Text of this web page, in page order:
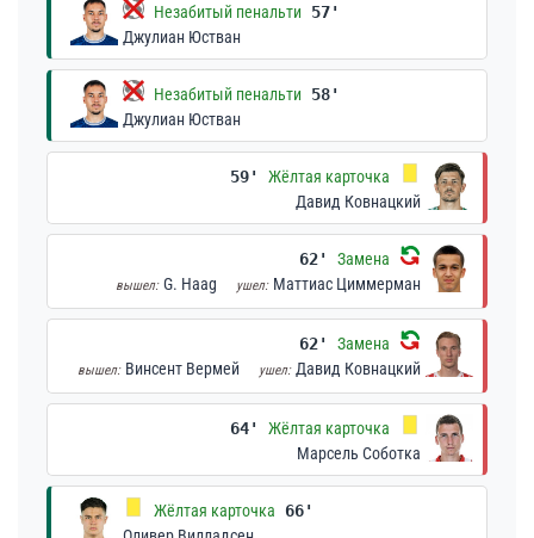
Незабитый пенальти 57'
Джулиан Юстван
Незабитый пенальти 58'
Джулиан Юстван
59'
Жёлтая карточка
Давид Ковнацкий
62' Замена
вышел: G. Haag ушел: Маттиас Циммерман
62' Замена
вышел: Винсент Вермей ушел: Давид Ковнацкий
64'
Жёлтая карточка
Марсель Соботка
Жёлтая карточка
66'